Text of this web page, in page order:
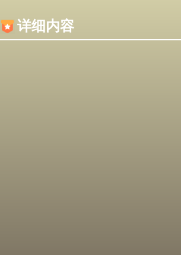
详细内容